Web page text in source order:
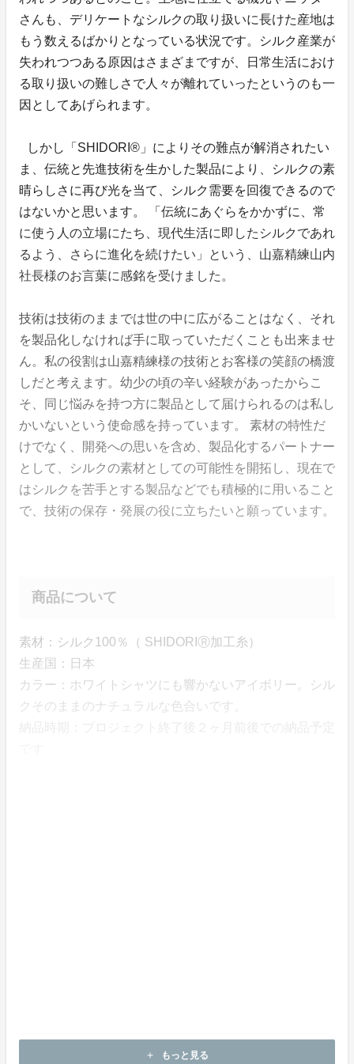
さんも、デリケートなシルクの取り扱いに長けた産地は
もう数えるばかりとなっている状況です。シルク産業が
失われつつある原因はさまざまですが、日常生活におけ
る取り扱いの難しさで人々が離れていったというのも一
因としてあげられます。
しかし「SHIDORI®」によりその難点が解消されたい
ま、伝統と先進技術を生かした製品により、シルクの素
晴らしさに再び光を当て、シルク需要を回復できるので
はないかと思います。 「伝統にあぐらをかかずに、常
に使う人の立場にたち、現代生活に即したシルクであれ
るよう、さらに進化を続けたい」という、山嘉精練山内
社長様のお言葉に感銘を受けました。
技術は技術のままでは世の中に広がることはなく、それ
を製品化しなければ手に取っていただくことも出来ませ
ん。私の役割は山嘉精練様の技術とお客様の笑顔の橋渡
しだと考えます。幼少の頃の辛い経験があったからこ
そ、同じ悩みを持つ方に製品として届けられるのは私し
かいないという使命感を持っています。 素材の特性だ
けでなく、開発への思いを含め、製品化するパートナー
として、シルクの素材としての可能性を開拓し、現在で
はシルクを苦手とする製品などでも積極的に用いること
で、技術の保存・発展の役に立ちたいと願っています。
商品について
素材：シルク100％（ SHIDORIⓇ加工糸）
生産国：日本
カラー：ホワイトシャツにも響かないアイボリー。シル
クそのままのナチュラルな色合いです。
・お洗濯後は陰干ししてください
add もっと見る